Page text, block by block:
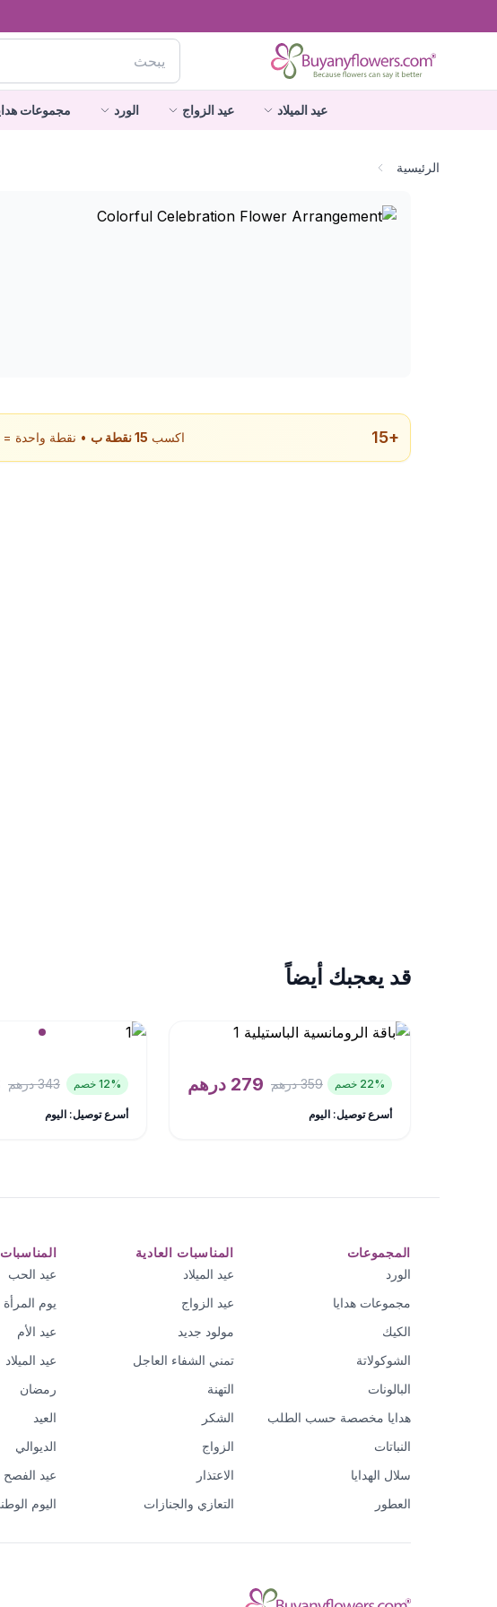
عيد الميلاد عيد الزواج الورد مجموعات
الرئيسية
+
15 اكسب 15نقطة ب • نقطة واحدة =
قد يعجبك أيضاً
22% خصم 359درهم 279 درهم
أسرع توصيل: اليوم
12% خصم 343درهم
أسرع توصيل: اليوم
المجموعات
الورد
مجموعات هدايا
الكيك
الشوكولاتة
البالونات
هدايا مخصصة حسب الطلب
النباتات
سلال الهدايا
العطور
المناسبات العادية
عيد الميلاد
عيد الزواج
مولود جديد
تمني الشفاء العاجل
التهنة
الشكر
الزواج
الاعتذار
التعازي والجنازات
عيد الحب
يوم المرأة
عيد الأم
عيد الميلاد
رمضان
العيد
الديوالي
عيد الفصح
اليوم